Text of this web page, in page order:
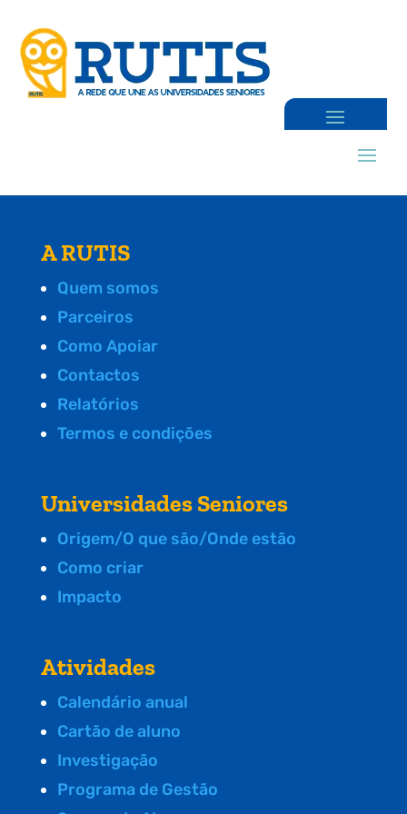
A RUTIS
Quem somos
Parceiros
Como Apoiar
Contactos
Relatórios
Termos e condições
Universidades Seniores
Origem/O que são/Onde estão
Como criar
Impacto
Atividades
Calendário anual
Cartão de aluno
Investigação
Programa de Gestão